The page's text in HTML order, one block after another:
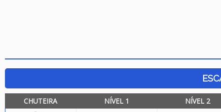
CHUTEIRA NÍVEL 1 NÍVEL 2